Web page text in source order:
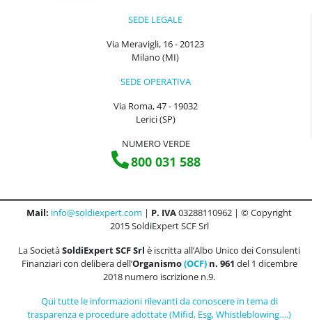
SEDE LEGALE
Via Meravigli, 16 - 20123
Milano (MI)
SEDE OPERATIVA
Via Roma, 47 - 19032
Lerici (SP)
NUMERO VERDE
800 031 588
Mail: info@soldiexpert.com | P. IVA03288110962 | © Copyright
2015 SoldiExpert SCF Srl
La SocietàSoldiExpert SCF Srl è iscritta all’Albo Unico dei Consulenti
Finanziari con delibera dell’Organismo(OCF)n. 961 del 1 dicembre
2018 numero iscrizione n.9.
Qui tutte le informazioni rilevanti da conoscere in tema di
trasparenza e procedure adottate (Mifid, Esg, Whistleblowing….)